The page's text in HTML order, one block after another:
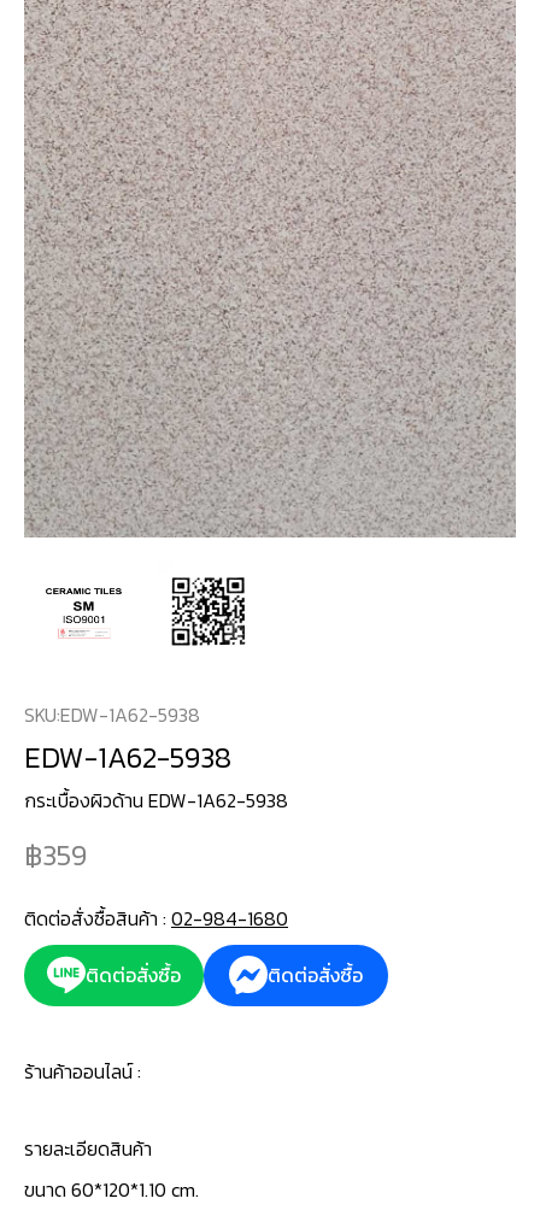
SKU:EDW-1A62-5938
EDW-1A62-5938
กระเบื้องผิวด้าน EDW-1A62-5938
359
ติดต่อสั่งซื้อสินค้า : 02-984-1680
ติดต่อสั่งซื้อ
ติดต่อสั่งซื้อ
ร้านค้าออนไลน์ :
รายละเอียดสินค้า
ขนาด 60*120*1.10 cm.